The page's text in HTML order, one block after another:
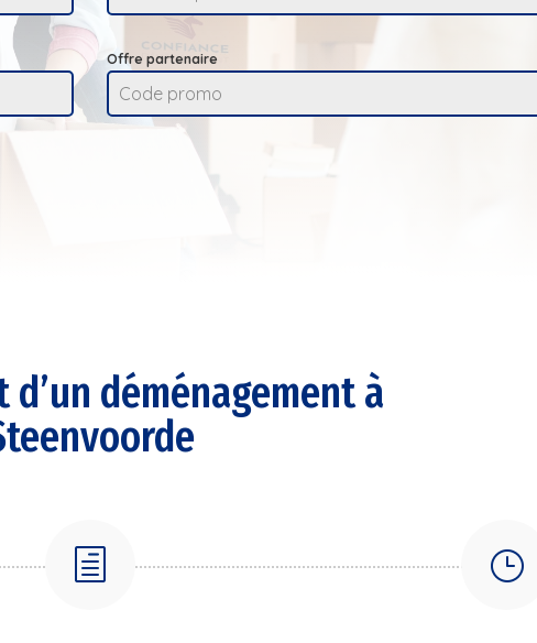
Offre partenaire
déménagement à
h }